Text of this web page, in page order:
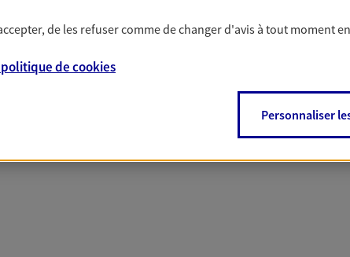
de les refuser comme de changer d'avis à tout moment
decookies
Personnaliser